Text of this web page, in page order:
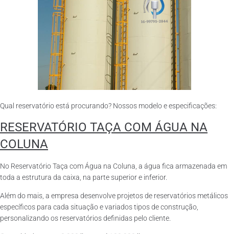
Qual reservatório está procurando? Nossos modelo e especificações:
RESERVATÓRIO TAÇA COM ÁGUA NA
COLUNA
No Reservatório Taça com Água na Coluna, a água fica armazenada em
toda a estrutura da caixa, na parte superior e inferior.
Além do mais, a empresa desenvolve projetos de reservatórios metálicos
específicos para cada situação e variados tipos de construção,
personalizando os reservatórios definidas pelo cliente.